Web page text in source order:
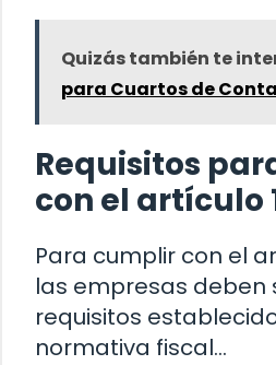
Quizás también te
para Cuartos de
Requisitos
con el artículo
Para cumplir con el
las empresas deben
requisitos
normativa fiscal…